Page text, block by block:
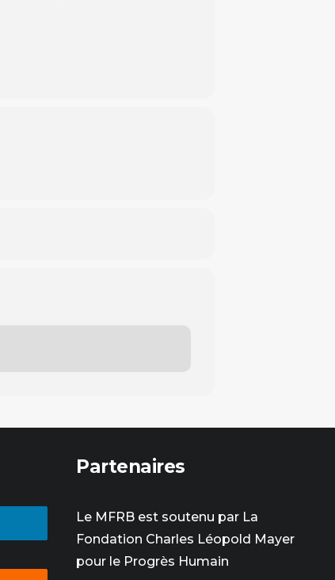
Partenaires
Le MFRB est soutenu par La
Fondation Charles Léopold Mayer
pour le Progrès Humain